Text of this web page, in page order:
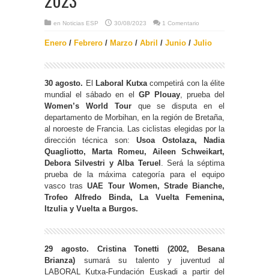
en Noticias ESP 30/08/2023 1 Comentario
Enero / Febrero / Marzo / Abril / Junio / Julio
30 agosto. El Laboral Kutxacompetirá con la élite
mundial el sábado en el GP Plouay, prueba del
Women’s World Tourque se disputa en el
departamento de Morbihan, en la región de Bretaña,
al noroeste de Francia. Las ciclistas elegidas por la
dirección técnica son:Usoa Ostolaza, Nadia
Quagliotto, Marta Romeu, Aileen Schweikart,
Debora Silvestri y Alba Teruel . Será la séptima
prueba de la máxima categoría para el equipo
vasco trasUAE Tour Women, Strade Bianche,
Trofeo Alfredo Binda, La Vuelta Femenina,
Itzulia y Vuelta a Burgos.
29 agosto.
Cristina Tonetti (2002, Besana
Brianza) sumará su talento y juventud al
LABORAL Kutxa-Fundación Euskadi a partir del